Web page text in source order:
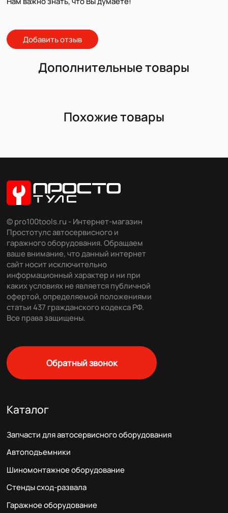
Добавить отзыв
Дополнительные товары
Похожие товары
© pro100tools.ru - Интернет-магазин
Простотулс автосервисного и
гаражного оборудования. Обращаем
ваше внимание, что данный интернет
сайт носит исключительно
информационный характер и ни при
каких условиях не является публичной
офертой, определяемой положениями
статьи 437 гражданского кодекса РФ.
Все права защищены.
Обратный звонок
Каталог
Запчасти для автосервисного оборудования
Автоподъемники
Шиномонтажное оборудование
Стенды сход-развала
Гаражное оборудование